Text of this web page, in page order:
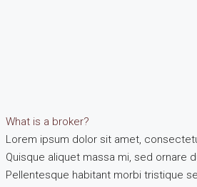
What is a broker?
Lorem ipsum dolor sit amet,
Quisque aliquet massa mi, sed ornare
Pellentesque habitant morbi tristique